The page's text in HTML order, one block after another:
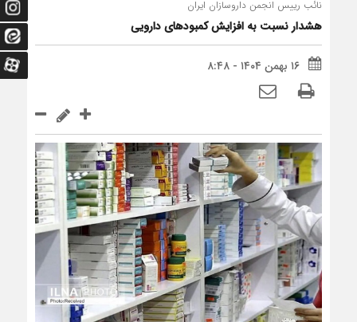
نائب رییس انجمن داروسازان ایران
هشدار نسبت به افزایش کمبودهای دارویی
۱۶ بهمن ۱۴۰۴ - ۸:۴۸